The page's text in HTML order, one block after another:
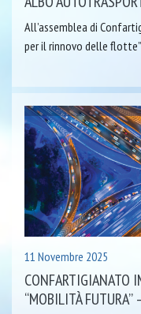
All’assemblea di
per il rinnovo delle flotte”
11 Novembre 2025
CONFARTIGIANATO
“MOBILITÀ